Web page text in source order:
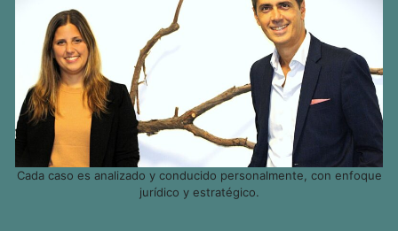
Cada caso es analizado y conducido personalmente, con enfoque
jurídico y estratégico.